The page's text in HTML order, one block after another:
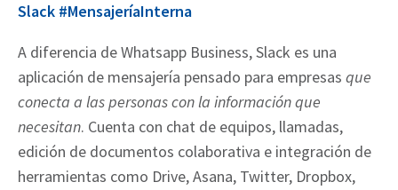
Slack #MensajeríaInterna
A diferencia de Whatsapp Business, Slack es una
aplicación de mensajería pensado para empresas que
conecta a las personas con la información que
necesitan. Cuenta con chat de equipos, llamadas,
edición de documentos colaborativa e integración de
herramientas como Drive, Asana, Twitter, Dropbox,